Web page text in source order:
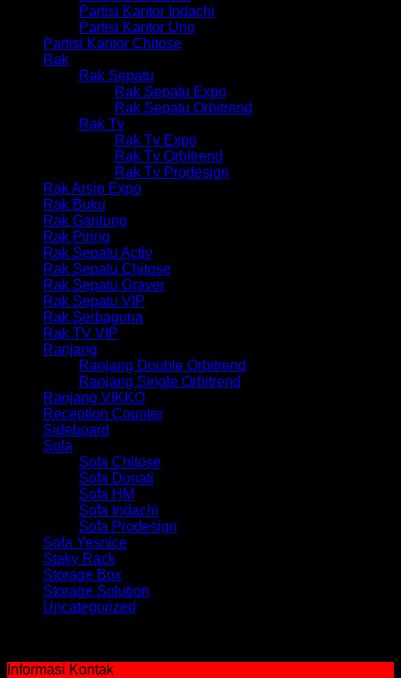
Partisi Kantor Indachi
Partisi Kantor Uno
Partisi Kantor Chitose
Rak
Rak Sepatu
Rak Sepatu Expo
Rak Sepatu Orbitrend
Rak Tv
Rak Tv Expo
Rak Tv Orbitrend
Rak Tv Prodesign
Rak Arsip Expo
Rak Buku
Rak Gantung
Rak Piring
Rak Sepatu Activ
Rak Sepatu Chitose
Rak Sepatu Graver
Rak Sepatu VIP
Rak Serbaguna
Rak TV VIP
Ranjang
Ranjang Double Orbitrend
Ranjang Single Orbitrend
Ranjang VIKKO
Reception Counter
Sideboard
Sofa
Sofa Chitose
Sofa Donati
Sofa HM
Sofa Indachi
Sofa Prodesign
Sofa Yesnice
Staky Rack
Storage Box
Storage Solution
Uncategorized
Informasi Kontak